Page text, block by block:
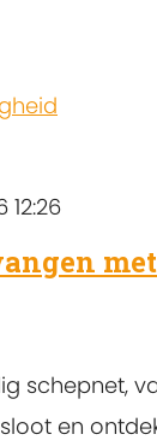
schepnet,
en